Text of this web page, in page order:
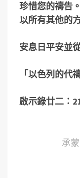
珍惜您的禱告
以所有其他的
安息日平安並
「以色列的代
啟示錄廿二：
承